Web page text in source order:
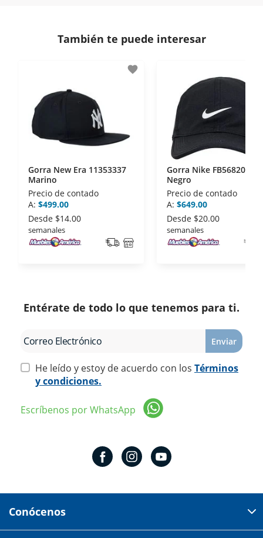
- Certificados de seguridad SSL y Encriptación 3D.
disposiciones legales y Códigos de Ética de la
Asociación Mexicana de Internet (AIMX).
- Nos encontramos en la lista de socios Activos de
la Asociación de Internet.MX.
También te puede interesar
favorite
Gorra New Era 11353337
Marino
Precio de contado
A: $499.00
Desde $14.00
semanales
Gorra Nike FB5682010
Negro
Precio de contado
A: $649.00
Desde $20.00
semanales
Entérate de todo lo que tenemos para ti.
Enviar
He leído y estoy de acuerdo con los Términos
y condiciones.
Escríbenos por WhatsApp
Conócenos